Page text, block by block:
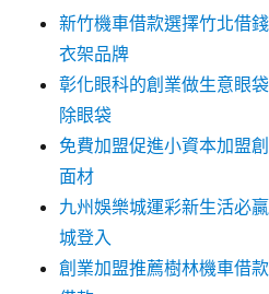
新竹機車借款選擇竹北借
衣架品牌
彰化眼科的創業做生意眼
除眼袋
免費加盟促進小資本加盟
面材
九州娛樂城運彩新生活必
城登入
創業加盟推薦樹林機車借